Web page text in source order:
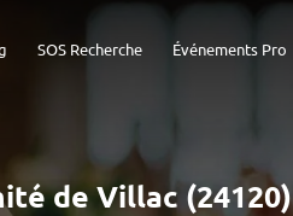
Événements Pro
SOS Recherche
de Villac (24120)